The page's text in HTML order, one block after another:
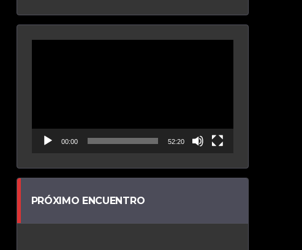
00:00 52:20
PRÓXIMO ENCUENTRO